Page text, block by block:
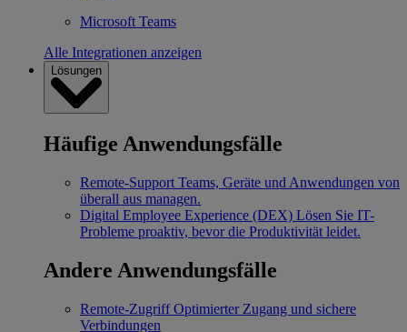
Microsoft Teams
Alle Integrationen anzeigen
Lösungen
Häufige Anwendungsfälle
Remote-Support Teams, Geräte und Anwendungen von
überall aus managen.
Digital Employee Experience (DEX) Lösen Sie IT-
Probleme proaktiv, bevor die Produktivität leidet.
Andere Anwendungsfälle
Remote-Zugriff Optimierter Zugang und sichere
Verbindungen